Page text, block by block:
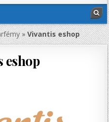
»Vivantis eshop
eshop